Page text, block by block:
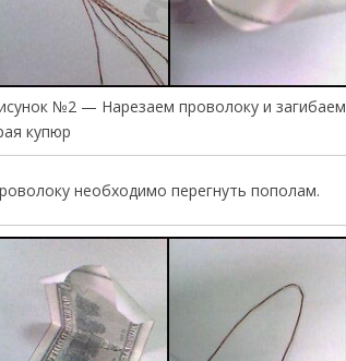
№2 — Нарезаем проволоку и загибаем
купюр
необходимо перегнуть пополам.